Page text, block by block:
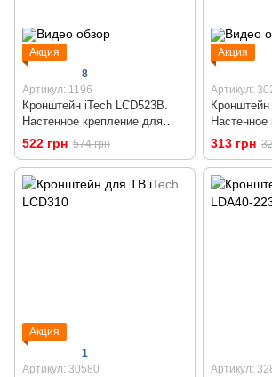
Акция
8
Артикул: 1196
Кронштейн iTech LCD523B.
Настенное крепление для
телевизора 23 - 43 дюймов
522 грн 574 грн
Акция
Артикул:
313 грн
Акция
1
Артикул: 30580
Артикул: